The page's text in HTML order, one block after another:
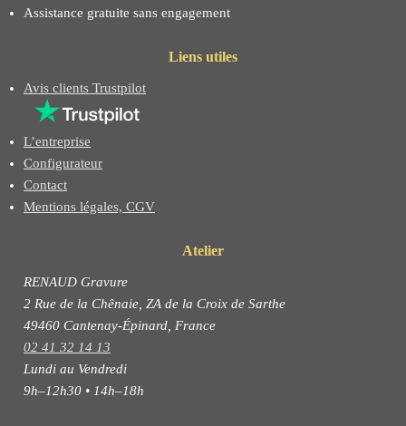
Assistance gratuite sans engagement
Liens utiles
Avis clients Trustpilot
L’entreprise
Configurateur
Contact
Mentions légales, CGV
Atelier
RENAUD Gravure
2 Rue de la Chênaie, ZA de la Croix de Sarthe
49460 Cantenay-Épinard, France
02 41 32 14 13
Lundi au Vendredi
9h–12h30 • 14h–18h